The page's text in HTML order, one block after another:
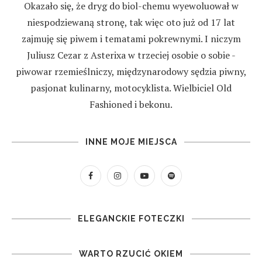
Okazało się, że dryg do biol-chemu wyewoluował w
niespodziewaną stronę, tak więc oto już od 17 lat
zajmuję się piwem i tematami pokrewnymi. I niczym
Juliusz Cezar z Asterixa w trzeciej osobie o sobie -
piwowar rzemieślniczy, międzynarodowy sędzia piwny,
pasjonat kulinarny, motocyklista. Wielbiciel Old
Fashioned i bekonu.
INNE MOJE MIEJSCA
ELEGANCKIE FOTECZKI
WARTO RZUCIĆ OKIEM